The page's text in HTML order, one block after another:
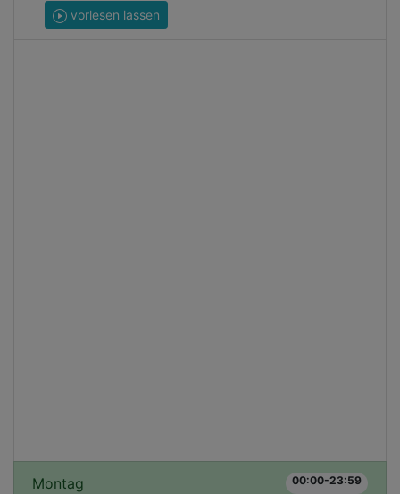
vorlesen lassen
Montag 00:00-23:59